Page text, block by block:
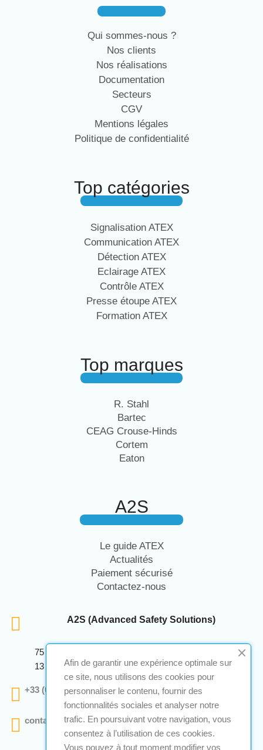
Qui sommes-nous ?
Nos clients
Nos réalisations
Documentation
Secteurs
CGV
Mentions légales
Politique de confidentialité
Top catégories
Signalisation ATEX
Communication ATEX
Détection ATEX
Eclairage ATEX
Contrôle ATEX
Presse étoupe ATEX
Formation ATEX
Top marques
R. Stahl
Bartec
CEAG Crouse-Hinds
Cortem
Eaton
A2S
Le guide ATEX
Actualités
Paiement sécurisé
Contactez-nous
A2S (Advanced Safety Solutions)
75 Avenue Marcellin Berthelot Anthelios Bâtiment E
13 290 Aix En Provence
+33 (0)4 12 28 00 69
contact@a2s-atex.com
Afin de garantir une expérience optimale sur
ce site, nous utilisons des cookies pour
personnaliser le contenu, fournir des
fonctionnalités sociales et analyser notre
trafic. En poursuivant votre navigation, vous
consentez à l’utilisation de ces cookies.
Vous pouvez à tout moment modifier vos